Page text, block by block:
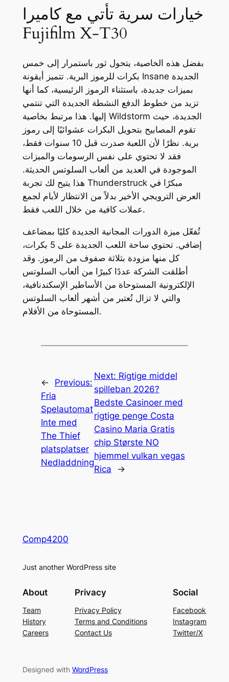
خيارات سرية تأتي مع كاميرا
Fujifilm X-T30
بفضل هذه الخاصية، يتحول ثور باستمرار إلى خمس
بكرات للرموز البرية. تتميز أيقونة Insane الجديدة
بميزات جديدة، باستثناء الرموز الرئيسية، كما أنها
تزيد من خطوط الدفع النشطة الجديدة التي تنتمي
إليها. هذا مرتبط بخاصية Wildstorm الجديدة، حيث
تقوم المصابيح بتحويل البكرات عشوائيًا إلى رموز
برية. نظرًا لأن اللعبة صدرت قبل 10 سنوات فقط،
فقد لا تحتوي على نفس الرسومات والميزات
الموجودة في العديد من ألعاب السلوتس الحديثة.
هذا يتيح لك تجربة Thunderstruck مبكرًا في
العرض الترويجي الأخير بدلاً من الانتظار لأيام لجمع
عملات كافية من خلال اللعب فقط.
تُفعّل ميزة الدورات المجانية الجديدة كليًا بمضاعف
إضافي. تحتوي ساحة اللعب الجديدة على 5 بكرات،
كل منها مزودة بثلاثة صفوف من الرموز. وقد
أطلقت الشركة عددًا كبيرًا من ألعاب السلوتس
الإلكترونية المستوحاة من الأساطير الإسكندنافية،
والتي لا تزال تُعتبر من أشهر ألعاب السلوتس
المستوحاة من الأفلام.
←
Previous:
Fria
Spelautomat
Inte med
The Thief
platsplatser
Nedladdning
Next: Rigtige middel
spilleban 2026?
Bedste Casinoer med
rigtige penge Costa
Casino Maria Gratis
chip Største NO
hjemmel vulkan vegas
Rica
→
Comp4200
Just another WordPress site
About
Team
History
Careers
Privacy
Privacy Policy
Terms and Conditions
Contact Us
Social
Facebook
Instagram
Twitter/X
Designed with WordPress